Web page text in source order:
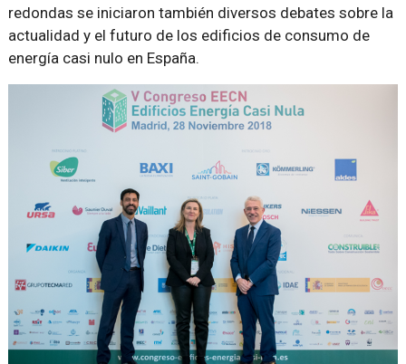
redondas se iniciaron también diversos debates sobre la
actualidad y el futuro de los edificios de consumo de
energía casi nulo en España.